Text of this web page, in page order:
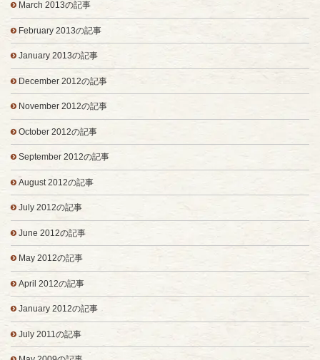
March 2013の記事
February 2013の記事
January 2013の記事
December 2012の記事
November 2012の記事
October 2012の記事
September 2012の記事
August 2012の記事
July 2012の記事
June 2012の記事
May 2012の記事
April 2012の記事
January 2012の記事
July 2011の記事